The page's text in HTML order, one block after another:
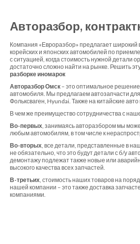
Авторазбор,
Компания «Евроразбор» предлагает
корейских и японских автомобилей по
с ситуацией, когда стоимость нужной детали
достаточно сложно найти на рынке. Решить
разборке иномарок
Авторазбор Омск – это оптимальное
автомобиля. Мы предлагаем автозапчасти
Фольксваген, Hyundai. Также на китайские
В чем же преимущество сотрудничества с
Во-первых, занимаясь авторазбором мы
любым автомобилям, в том числе к
Во-вторых, все детали, представленные в
не обязательно, что это будут детали с б/у
демонтажу подлежат также новые или
высокого качества всех запчастей.
В-третьих, стоимость наших товаров на
нашей компании – это также доставка
компаниями.